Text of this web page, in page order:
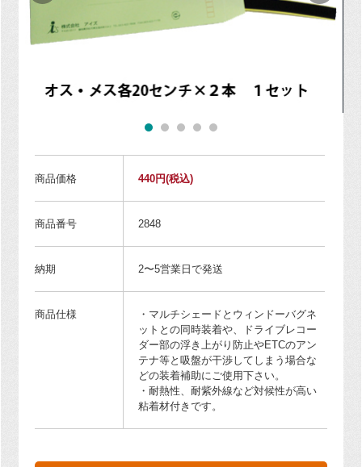
商品価格 440円(税込)
商品番号 2848
納期 2〜5営業日で発送
商品仕様
・マルチシェードとウィンドーバグネ
ットとの同時装着や、ドライブレコー
ダー部の浮き上がり防止やETCのアン
テナ等と吸盤が干渉してしまう場合な
どの装着補助にご使用下さい。
・耐熱性、耐紫外線など対候性が高い
粘着材付きです。